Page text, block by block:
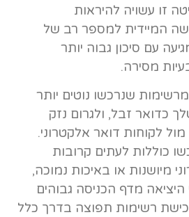
זו עשויה להיראות
המיידית למספר רב של
עם סיכון גבוה יותר
מסירה.
שנרכשו נוטים יותר
כדואר זבל, ולגרום נזק
לקוחות דואר אלקטרוני.
כוללות לעתים קרובות
מיושנות או באיכות נמוכה,
היציאה מדף הכניסה גבוהים
רשימות תפוצה בדרך כלל